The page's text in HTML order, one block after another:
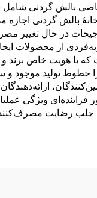
بالش گردنی
گردنی اجازه
در حال تغییر
از محصولات ایجاد
که با هویت خاص
تولید موجود و
ویژگی
جلب رضایت